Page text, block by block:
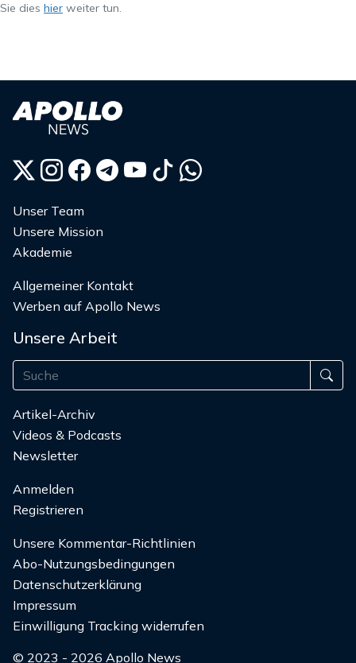
Sie dies hier weiter tun.
Unser Team
Unsere Mission
Akademie
Allgemeiner Kontakt
Werben auf Apollo News
Unsere Arbeit
Artikel-Archiv
Videos & Podcasts
Newsletter
Anmelden
Registrieren
Unsere Kommentar-Richtlinien
Abo-Nutzungsbedingungen
Datenschutzerklärung
Impressum
Einwilligung Tracking widerrufen
© 2023 - 2026 Apollo News